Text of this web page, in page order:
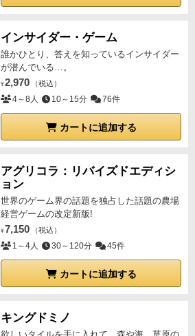
インサイダー・ゲーム
誰かひとり、答えを知っているインサイダー
が潜んでいる…。
¥ 2,970 （税込）
4～8人 10～15分 76件
カートに追加する
アグリコラ：リバイズドエディシ
ョン
世界のゲーム界の話題を独占した話題の農場
経営ゲームの改定新版!
¥ 7,150 （税込）
1～4人 30～120分 45件
カートに追加する
キングドミノ